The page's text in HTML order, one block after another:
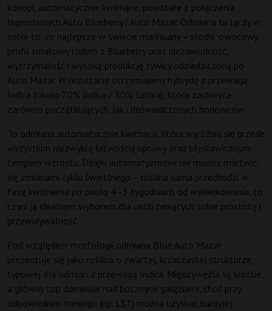
konopi, automatycznie kwitnące, powstałe z połączenia
legendarnych Auto Blueberry i Auto Mazar. Odmiana ta łączy w
sobie to, co najlepsze w świecie marihuany – słodki, owocowy
profil smakowy rodem z Blueberry oraz niezawodność,
wytrzymałość i wysoką produkcję żywicy odziedziczoną po
Auto Mazar. W rezultacie otrzymujemy hybrydę z przewagą
Indica (około 70% Indica / 30% Sativa), która zachwyca
zarówno początkujących, jak i doświadczonych hodowców.
To odmiana automatycznie kwitnąca, która wyróżnia się przede
wszystkim niezwykłą łatwością uprawy oraz błyskawicznym
tempem wzrostu. Dzięki automatyzmowi nie musisz martwić
się zmianami cyklu świetlnego – roślina sama przechodzi w
fazę kwitnienia po około 4–5 tygodniach od wykiełkowania, co
czyni ją idealnym wyborem dla osób ceniących sobie prostotę i
przewidywalność.
Pod względem morfologii odmiana Blue Auto Mazar
prezentuje się jako roślina o zwartej, krzaczastej strukturze,
typowej dla odmian z przewagą Indica. Międzywęźla są krótkie,
a główny top dominuje nad bocznymi gałęziami, choć przy
odpowiednim treningu (np. LST) można uzyskać bardziej